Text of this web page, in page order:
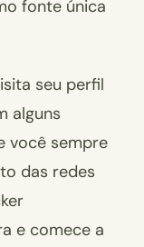
fonte única
seu perfil
alguns
você sempre
das redes
e comece a